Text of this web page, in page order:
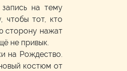
на тему
чтобы тот, кто
сторону нажат
не привык.
на Рождество.
костюм от